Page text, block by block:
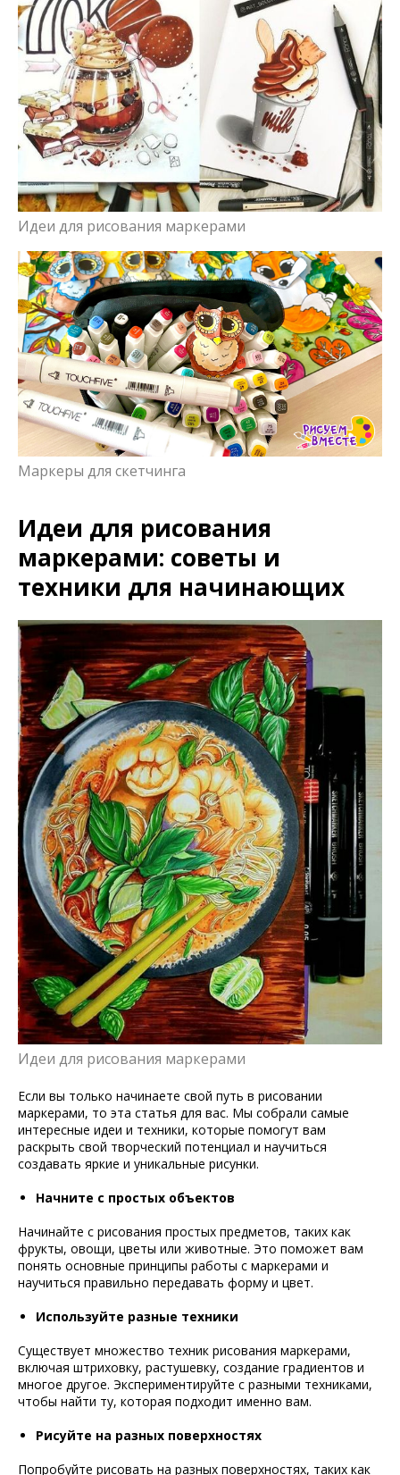
Идеи для рисования маркерами
Маркеры для скетчинга
Идеи для рисования
маркерами: советы и
техники для начинающих
Идеи для рисования маркерами
Если вы только начинаете свой путь в рисовании
маркерами, то эта статья для вас. Мы собрали самые
интересные идеи и техники, которые помогут вам
раскрыть свой творческий потенциал и научиться
создавать яркие и уникальные рисунки.
Начните с простых объектов
Начинайте с рисования простых предметов, таких как
фрукты, овощи, цветы или животные. Это поможет вам
понять основные принципы работы с маркерами и
научиться правильно передавать форму и цвет.
Используйте разные техники
Существует множество техник рисования маркерами,
включая штриховку, растушевку, создание градиентов и
многое другое. Экспериментируйте с разными техниками,
чтобы найти ту, которая подходит именно вам.
Рисуйте на разных поверхностях
Попробуйте рисовать на разных поверхностях, таких как